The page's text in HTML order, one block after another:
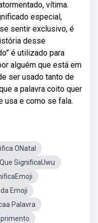
vítima.
especial,
sentir exclusivo, é
desse
é utilizado para
alguém que está em
ser usado tanto de
a palavra coito quer
usa e como se fala.
ONatal
SignificaUwu
Emoji
Palavra